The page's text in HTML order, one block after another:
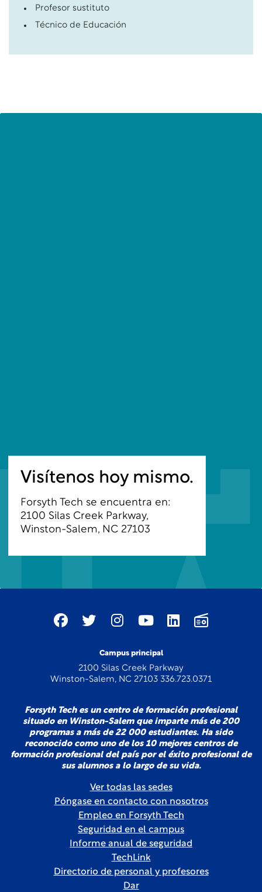
Profesor sustituto
Técnico de Educación
Visítenos hoy mismo.
Forsyth Tech se encuentra en:
2100 Silas Creek Parkway,
Winston-Salem, NC 27103
Campus principal
2100 Silas Creek Parkway
Winston-Salem, NC 27103 336.723.0371
Forsyth Tech es un centro de formación profesional
situado en Winston-Salem que imparte más de 200
programas a más de 22 000 estudiantes. Ha sido
reconocido como uno de los 10 mejores centros de
formación profesional del país por el éxito profesional de
sus alumnos a lo largo de su vida.
Ver todas las sedes
Póngase en contacto con nosotros
Empleo en Forsyth Tech
Seguridad en el campus
Informe anual de seguridad
TechLink
Directorio de personal y profesores
Dar